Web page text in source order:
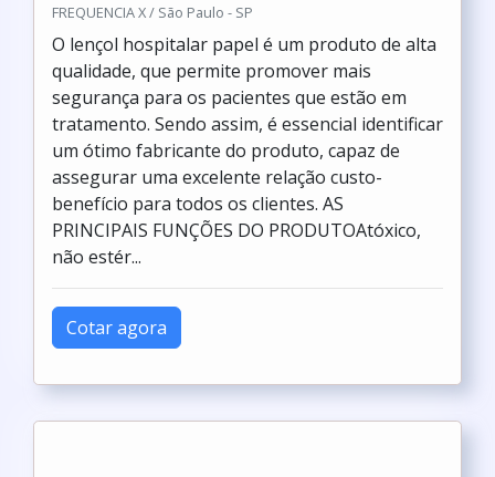
Azeplast / Chapecó - SC
O lençol hospitalar papel é um produto de alta
qualidade, que permite promover mais
segurança para os pacientes que estão em
tratamento. Sendo assim, é essencial identificar
um ótimo fabricante do produto, capaz de
assegurar uma excelente relação custo-
benefício para todos os clientes. AS
PRINCIPAIS FUNÇÕES DO PRODUTOAtóxico,
não estér...
Cotar agora